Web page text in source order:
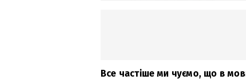
Все частіше ми чуємо, що в